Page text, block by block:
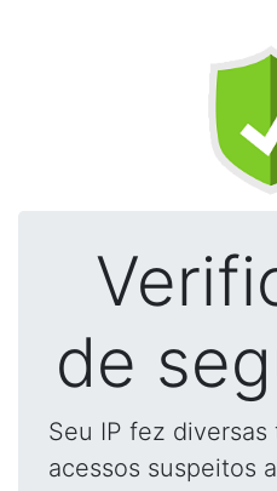
de
Seu IP fez
acessos suspeitos